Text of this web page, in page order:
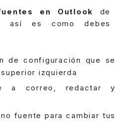
en Outlook de
así es como debes
de configuración que se
izquierda
a correo, redactar y
fuente para cambiar tus